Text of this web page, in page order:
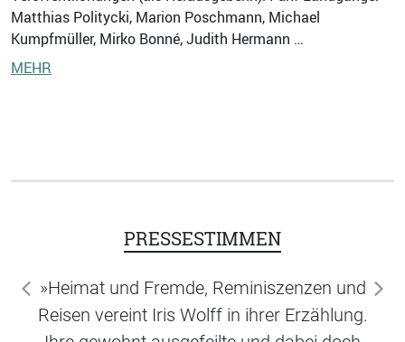
Matthias Politycki, Marion Poschmann, Michael
Kumpfmüller, Mirko Bonné, Judith Hermann …
MEHR
PRESSESTIMMEN
»Heimat und Fremde, Reminiszenzen und
Reisen vereint Iris Wolff in ihrer Erzählung.
zurück